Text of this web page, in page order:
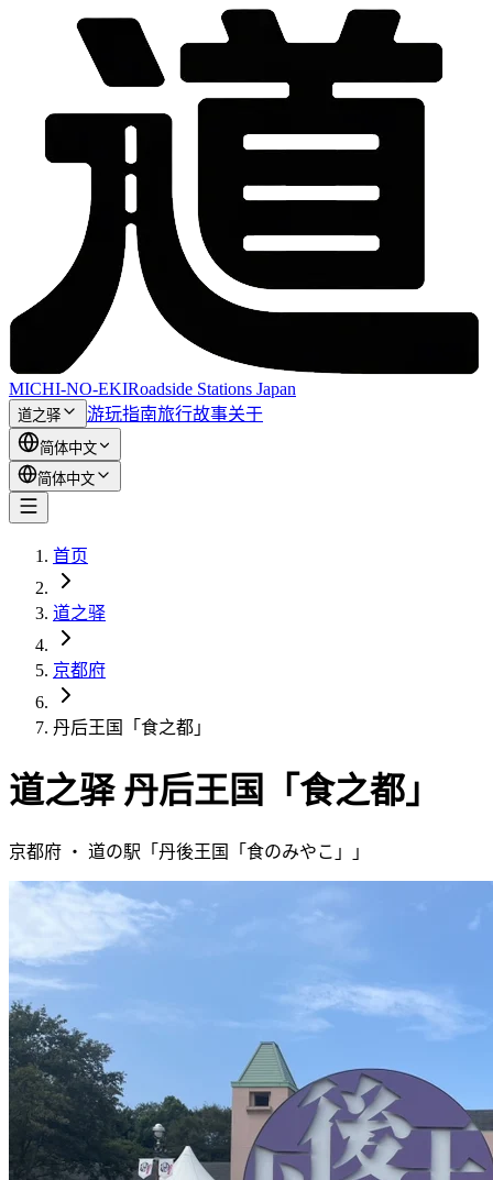
MICHI-NO-EKIRoadside Stations Japan
道之驿 游玩指南旅行故事关于
简体中文
简体中文
首页
道之驿
京都府
丹后王国「食之都」
道之驿 丹后王国「食之都」
京都府 ・ 道の駅「 丹後王国「食のみやこ」 」